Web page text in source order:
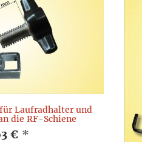
Laufradhalter und
die RF-Schiene
€ *